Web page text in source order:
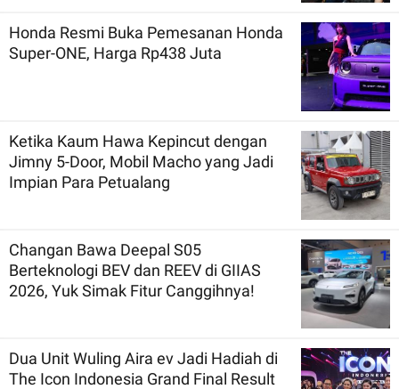
Honda Resmi Buka Pemesanan Honda
Super-ONE, Harga Rp438 Juta
Ketika Kaum Hawa Kepincut dengan
Jimny 5-Door, Mobil Macho yang Jadi
Impian Para Petualang
Changan Bawa Deepal S05
Berteknologi BEV dan REEV di GIIAS
2026, Yuk Simak Fitur Canggihnya!
Dua Unit Wuling Aira ev Jadi Hadiah di
The Icon Indonesia Grand Final Result